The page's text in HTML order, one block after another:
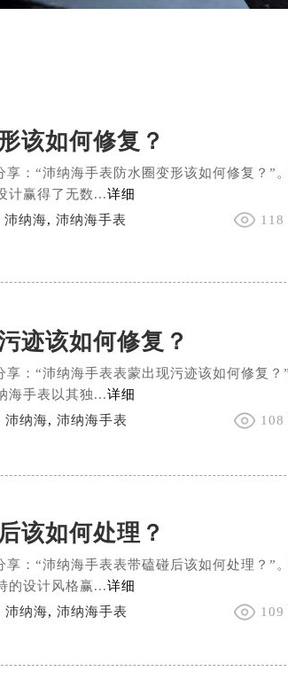
该如何修复？
享：“沛纳海手表防水圈变形该如何修复？”
计赢得了无数...详细
沛纳海,沛纳海手表 118
迹该如何修复？
：“沛纳海手表表蒙出现污迹该如何修复？”
海手表以其独...详细
沛纳海, 沛纳海手表 108
该如何处理？
享：“沛纳海手表表带磕碰后该如何处理？”
的设计风格赢...详细
沛纳海, 沛纳海手表 109